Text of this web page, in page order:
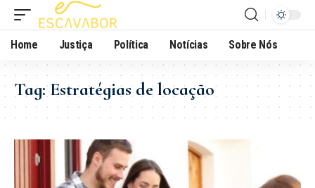
Home Justiça Política Notícias Sobre Nós
Tag:Estratégias de locação